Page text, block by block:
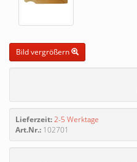
Bild vergrößern
Lieferzeit:2-5 Werktage
Art.Nr.: 102701